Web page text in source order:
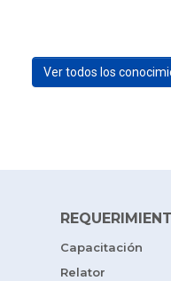
Ver todos los
Capacitación
Relator